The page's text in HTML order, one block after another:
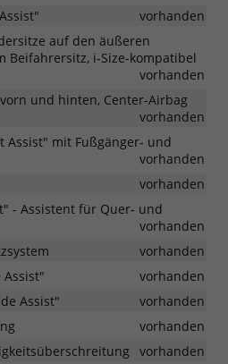
vorhanden
auf den äußeren
Beifahrersitz, i-Size-kompatibel
vorhanden
und hinten, Center-Airbag
vorhanden
Assist" mit Fußgänger- und
vorhanden
vorhanden
- Assistent für Quer- und
vorhanden
vorhanden
vorhanden
Assist"
vorhanden
vorhanden
vorhanden